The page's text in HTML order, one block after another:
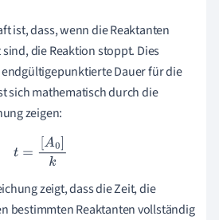
ist, dass, wenn die Reaktanten
die Reaktion stoppt. Dies
endgültigepunktierte Dauer für die
sich mathematisch durch die
zeigen:
t=[ A0]k
zeigt, dass die Zeit, die
bestimmten Reaktanten vollständig